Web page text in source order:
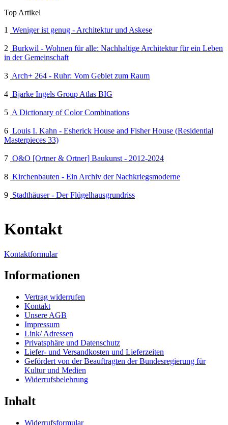
Top Artikel
1
Weniger ist genug - Architektur und Askese
2 Burkwil - Wohnen für alle: Nachhaltige Architektur für ein Leben
in der Gemeinschaft
3 Arch+ 264 - Ruhr: Vom Gebiet zum Raum
4 Bjarke Ingels Group Atlas BIG
5 A Dictionary of Color Combinations
6 Louis I. Kahn - Esherick House and Fisher House (Residential
Masterpieces 33)
7 O&O [Ortner & Ortner] Baukunst - 2012-2024
8 Kirchenbauten - Ein Archiv der Nachkriegsmoderne
9 Stadthäuser - Der Flügelhausgrundriss
Kontakt
Kontaktformular
Informationen
Vertrag widerrufen
Kontakt
Unsere AGB
Impressum
Link/ Adressen
Privatsphäre und Datenschutz
Liefer- und Versandkosten und Lieferzeiten
Gefördert von der Beauftragten der Bundesregierung für
Kultur und Medien
Widerrufsbelehrung
Inhalt
Widerrufsformular